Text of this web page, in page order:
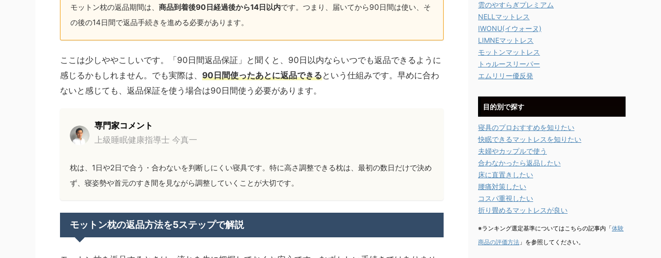
モットン枕の返品期間は、 商品到着後90日経過後から14日以内です。 つまり、届いてから90日間は使い、そ
の後の14日間で返品手続きを進める必要があります。
ここは少しややこしいです。「90日間返品保証」と聞くと、90日以内ならいつでも返品できるように
感じるかもしれません。でも実際は、 90日間使ったあとに返品できるという仕組みです。早めに合わ
ないと感じても、返品保証を使う場合は90日間使う必要があります。
専門家コメント
上級睡眠健康指導士 今真一
枕は、1日や2日で合う・合わないを判断しにくい寝具です。特に高さ調整できる枕は、最初の数日だけで決め
ず、寝姿勢や首元のすき間を見ながら調整していくことが大切です。
モットン枕の返品方法を5ステップで解説
雲のやすらぎプレミアム
NELLマットレス
IWONU(イウォーヌ)
LIMNEマットレス
モットンマットレス
トゥルースリーパー
エムリリー優反発
目的別で探す
寝具のプロおすすめを知りたい
快眠できるマットレスを知りたい
夫婦やカップルで使う
合わなかったら返品したい
床に直置きしたい
腰痛対策したい
コスパ重視したい
折り畳めるマットレスが良い
※ランキング選定基準についてはこちらの記事内「体験
商品の評価方法 」を参照してください。